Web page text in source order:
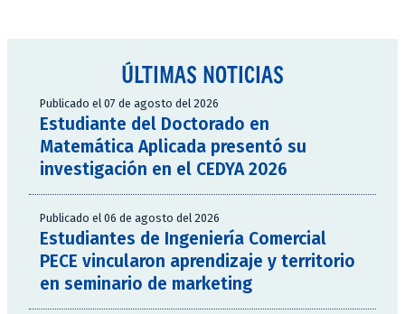
ÚLTIMAS NOTICIAS
Publicado el 07 de agosto del 2026
Estudiante del Doctorado en
Matemática Aplicada presentó su
investigación en el CEDYA 2026
Publicado el 06 de agosto del 2026
Estudiantes de Ingeniería Comercial
PECE vincularon aprendizaje y territorio
en seminario de marketing